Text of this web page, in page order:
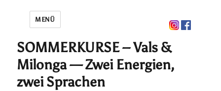
MENÜ
SOMMERKURSE – Vals &
Milonga — Zwei Energien,
zwei Sprachen